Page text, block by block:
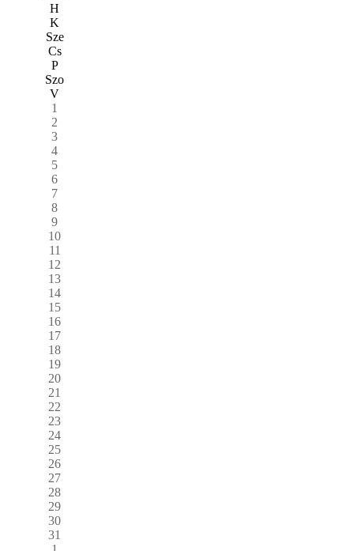
H
K
Sze
Cs
P
Szo
V
1
2
3
4
5
6
7
8
9
10
11
12
13
14
15
16
17
18
19
20
21
22
23
24
25
26
27
28
29
30
31